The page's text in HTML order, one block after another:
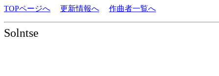
TOPページへ 更新情報へ 作曲者一覧へ
Solntse